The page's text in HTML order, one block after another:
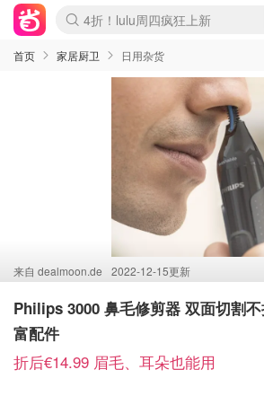
Boticinal 夏促开抢！
4折！lulu周四疯狂上新
还没结束！&OtherStories大促
Joybuy变相75折 随时失效
速领！Stanley独家85折
疑似霸哥！Camper额外叠85折
Zalando 奥莱闪促！每日更新
Moncler反季囤！5折起+叠9折
Coach Brooklyn仅€192
首页 家居厨卫 日用杂货
来自 dealmoon.de 2022-12-15更新
Philips 3000 鼻毛修剪器 双面切割
富配件
折后€14.99 眉毛、耳朵也能用